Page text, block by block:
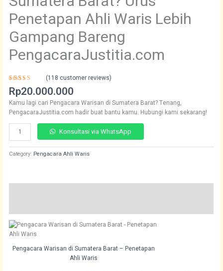
Penetapan Ahli Waris Lebih
Gampang Bareng
PengacaraJustitia.com
Rated
4.57out
of 5
based on
118
customer
ratings
(118 customer reviews)
Rp20.000.000
Kamu lagi cari Pengacara Warisan di Sumatera Barat? Tenang,
PengacaraJustitia.com hadir buat bantu kamu. Hubungi kami sekarang!
Lebih
Gampang
Bareng
PengacaraJustitia.com
quantity
Konsultasi via WhatsApp
Category: Pengacara Ahli Waris
Pengacara Warisan di Sumatera Barat – Penetapan
Ahli Waris